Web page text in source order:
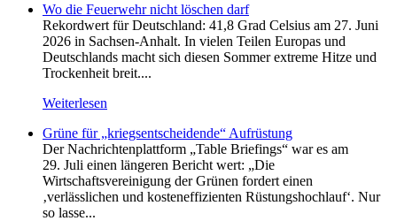
Wo die Feuerwehr nicht löschen darf
Rekordwert für Deutschland: 41,8 Grad Celsius am 27. Juni
2026 in Sachsen-Anhalt. In vielen Teilen Europas und
Deutschlands macht sich diesen Sommer extreme Hitze und
Trockenheit breit....
Weiterlesen
Grüne für „kriegsentscheidende“ Aufrüstung
Der Nachrichtenplattform „Table Briefings“ war es am
29. Juli einen längeren Bericht wert: „Die
Wirtschaftsvereinigung der Grünen fordert einen
‚verlässlichen und kosteneffizienten Rüstungshochlauf‘. Nur
so lasse...